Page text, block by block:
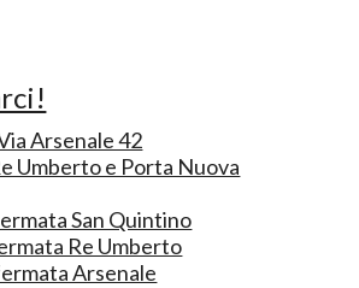
Arsenale 42
Umberto e Porta Nuova
San Quintino
Re Umberto
Arsenale